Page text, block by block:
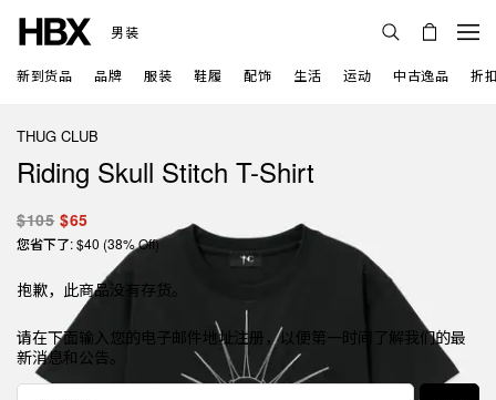
男装
新到货品 品牌 服装 鞋履 配饰 生活 运动 中古逸品 折
THUG CLUB
Riding Skull Stitch T-Shirt
$105 $65
您省下了: $40 (38% Off)
抱歉，此商品没有存货。
请在下面输入您的电子邮件地址注册，以便第一时间了解我们的最
新消息和公告。